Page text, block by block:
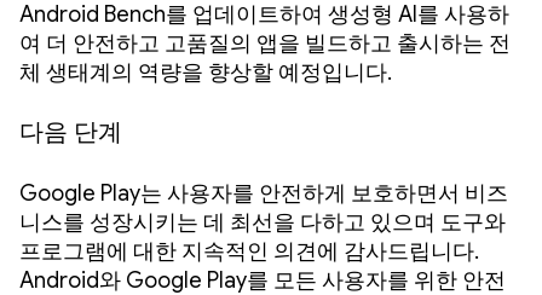
Android Bench를 업데이트하여 생성형 AI를 사용하
여 더 안전하고 고품질의 앱을 빌드하고 출시하는 전
체 생태계의 역량을 향상할 예정입니다.
다음 단계
Google Play는 사용자를 안전하게 보호하면서 비즈
니스를 성장시키는 데 최선을 다하고 있으며 도구와
프로그램에 대한 지속적인 의견에 감사드립니다.
Android와 Google Play를 모든 사용자를 위한 안전